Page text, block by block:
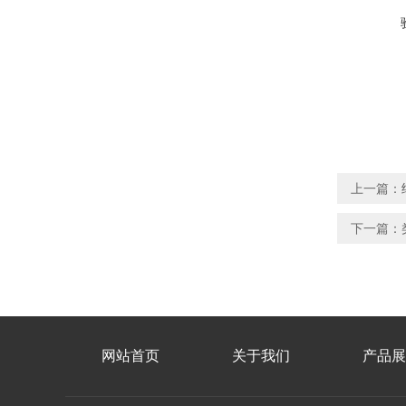
上一篇：
下一篇：
网站首页 关于我们 产品